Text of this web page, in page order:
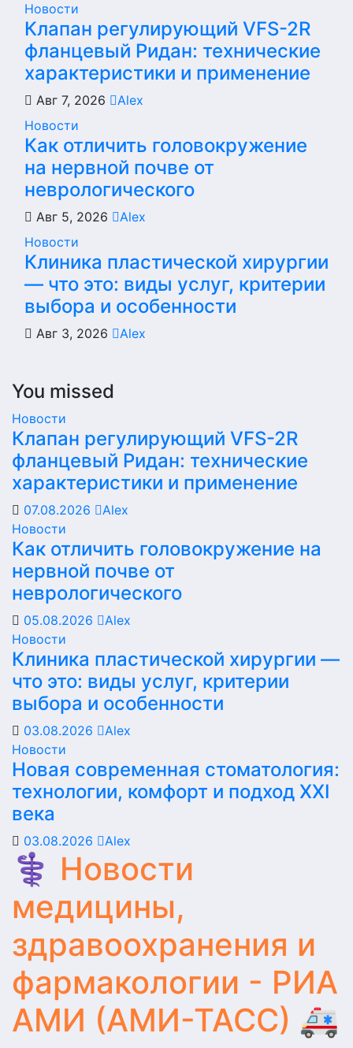
Новости
Клапан регулирующий VFS-2R
фланцевый Ридан: технические
характеристики и применение
Авг 7, 2026
Alex
Новости
Как отличить головокружение
на нервной почве от
неврологического
Авг 5, 2026
Alex
Новости
Клиника пластической хирургии
— что это: виды услуг, критерии
выбора и особенности
Авг 3, 2026 Alex
You missed
Новости
Клапан регулирующий VFS-2R
фланцевый Ридан: технические
характеристики и применение
07.08.2026
Alex
Новости
Как отличить головокружение на
нервной почве от
неврологического
05.08.2026
Alex
Новости
Клиника пластической хирургии —
что это: виды услуг, критерии
выбора и особенности
03.08.2026
Alex
Новости
Новая современная стоматология:
технологии, комфорт и подход XXI
века
03.08.2026 Alex
⚕️ Новости
медицины,
здравоохранения и
фармакологии - РИА
АМИ (АМИ-ТАСС) 🚑